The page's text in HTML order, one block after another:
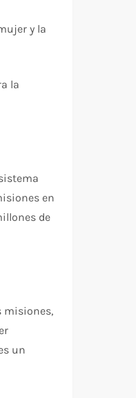
y la
la
en
de
misiones,
un